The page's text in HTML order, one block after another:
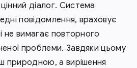
діалог. Система
повідомлення, враховує
не вимагає повторного
проблеми. Завдяки цьому
природною, а вирішення